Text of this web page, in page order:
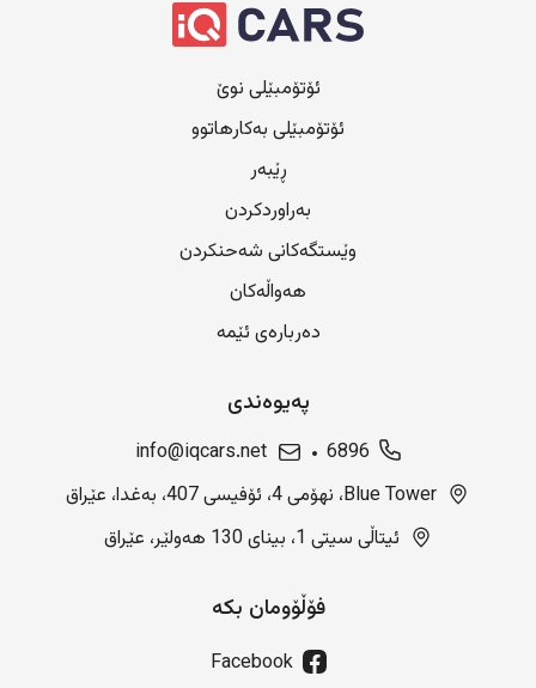
ئۆتۆمبێلی نوێ
ئۆتۆمبێلی بەکارهاتوو
ڕێبەر
بەراوردکردن
وێستگەکانی شەحنکردن
هەواڵەکان
دەربارەی ئێمە
پەیوەندی
6896
info@iqcars.net
Blue Tower، نهۆمی 4، ئۆفیسی 407، بەغدا، عێراق
ئیتاڵی سیتی 1، بینای 130 هەولێر، عێراق
فۆڵۆومان بکە
Facebook